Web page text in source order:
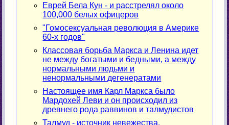
Еврей Бела Кун - и расстрелял около
100,000 белых офицеров
"Гомосексуальная революция в Америке
60-х годов"
Классовая борьба Маркса и Ленина идет
не между богатыми и бедными, а между
нормальными людьми и
ненормальными дегенератами
Настоящее имя Карл Маркса было
Мардохей Леви и он происходил из
древнего рода раввинов и талмудистов
Талмуд - источник невежества,